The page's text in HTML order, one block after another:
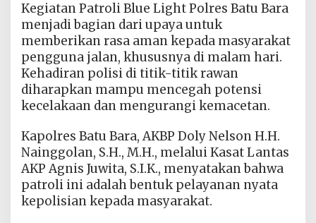
Kegiatan Patroli Blue Light Polres Batu Bara
menjadi bagian dari upaya untuk
memberikan rasa aman kepada masyarakat
pengguna jalan, khususnya di malam hari.
Kehadiran polisi di titik-titik rawan
diharapkan mampu mencegah potensi
kecelakaan dan mengurangi kemacetan.
Kapolres Batu Bara, AKBP Doly Nelson H.H.
Nainggolan, S.H., M.H., melalui Kasat Lantas
AKP Agnis Juwita, S.I.K., menyatakan bahwa
patroli ini adalah bentuk pelayanan nyata
kepolisian kepada masyarakat.